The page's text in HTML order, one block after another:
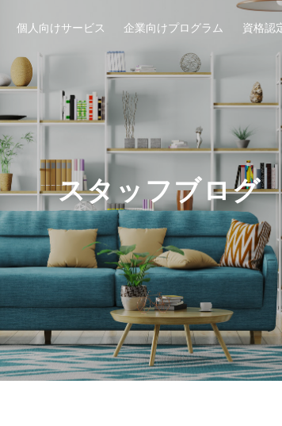
個人向けサービス 企業向けプログラム 資格認
スタッフブログ